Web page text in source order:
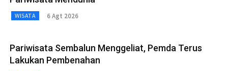
WISATA 6 Agt 2026
Pariwisata Sembalun Menggeliat, Pemda Terus
Lakukan Pembenahan